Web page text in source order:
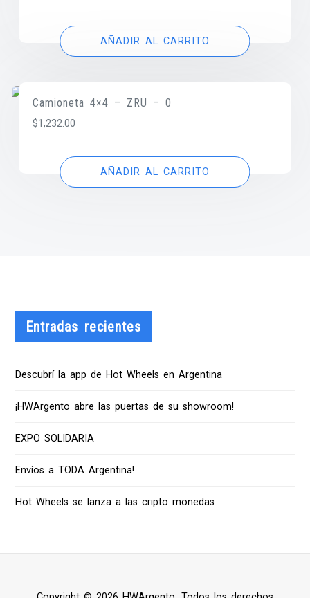
AÑADIR AL CARRITO
Camioneta 4×4 – ZRU – 0
$1,232.00
AÑADIR AL CARRITO
Entradas recientes
Descubrí la app de Hot Wheels en Argentina
¡HWArgento abre las puertas de su showroom!
EXPO SOLIDARIA
Envíos a TODA Argentina!
Hot Wheels se lanza a las cripto monedas